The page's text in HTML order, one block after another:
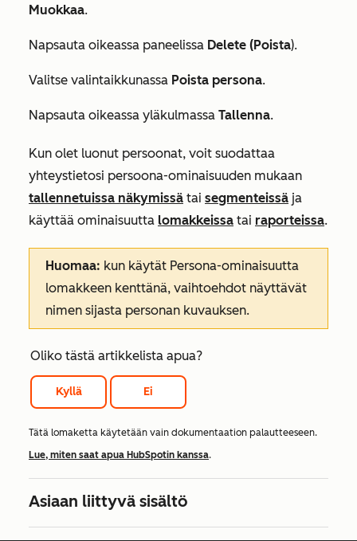
Muokkaa.
Napsauta oikeassa paneelissa Delete (Poista).
Valitse valintaikkunassa Poista persona.
Napsauta oikeassa yläkulmassa Tallenna.
Kun olet luonut persoonat, voit suodattaa
yhteystietosi persoona-ominaisuuden mukaan
tallennetuissa näkymissä tai segmenteissä ja
käyttää ominaisuutta lomakkeissa tai raporteissa.
Huomaa: kun käytät Persona-ominaisuutta
lomakkeen kenttänä, vaihtoehdot näyttävät
nimen sijasta personan kuvauksen.
Oliko tästä artikkelista apua?
Kyllä Ei
Tätä lomaketta käytetään vain dokumentaation palautteeseen.
Lue, miten saat apua HubSpotin kanssa.
Asiaan liittyvä sisältö